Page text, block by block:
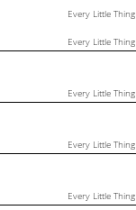
Every Little Thing
Every Little Thing
Every Little Thing
Every Little Thing
Every Little Thing